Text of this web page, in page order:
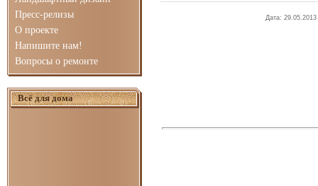
Пресс-релизы
О проекте
Напишите нам!
Вопросы о ремонте
Всё для дома
Дата: